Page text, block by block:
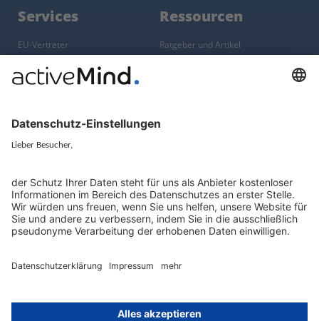
Services
EU-Vertreter
Konzern-Datenschutz
Künstliche Intelligenz
Hinweisgebersystem mit
Whistleblowing-Ombudsperson
Ressourcen
Ratgeber und Artikel
Über
Über uns
Unsere Experten
Presse, Medien & Events
Gruppe
activeMind AG (Deutschland)
activeMind.ch (Schweiz)
Königreich)
Online-Schulungs-Portal